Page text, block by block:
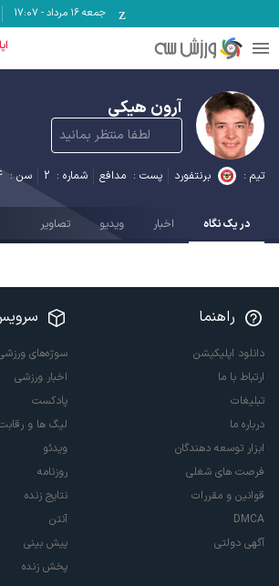
جمعه ۱۶ مرداد -
17:07
آرون هیکی
لطفا منتظر بمانید
تیم : برنتفورد پست : مدافع شماره : 2 سن :
در یک نگاه اخبار ویدیو تصاویر
راهنما
دانلود اپلیکیشن
ارتباط با ما
تبلیغات
درباره ما
ابزار توسعه دهندگان
فرصت های شغلی
قوانین و مقررات
DMCA
آگهی دولتی
سوژه‌های
اخبار ورزشی
پادکست
لیگ ها و
ویدئو
روزنامه
نتایج زنده
آنتن
پیش بینی
پخش زنده